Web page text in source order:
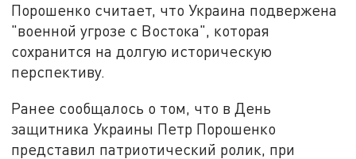
Порошенко считает, что Украина подвержена
"военной угрозе с Востока", которая
сохранится на долгую историческую
перспективу.
Ранее сообщалось о том, что в День
защитника Украины Петр Порошенко
представил патриотический ролик, при